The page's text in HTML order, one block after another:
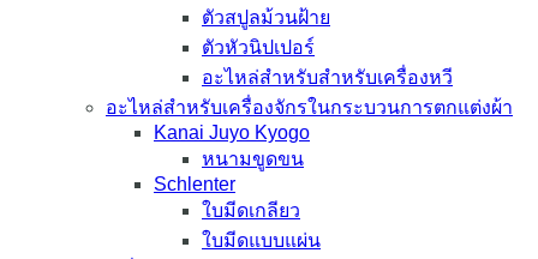
ตัวสปูลม้วนฝ้าย
ตัวหัวนิปเปอร์
อะไหล่สำหรับสำหรับเครื่องหวี
อะไหล่สำหรับเครื่องจักรในกระบวนการตกแต่งผ้า
Kanai Juyo Kyogo
หนามขูดขน
Schlenter
ใบมีดเกลียว
ใบมีดแบบแผ่น